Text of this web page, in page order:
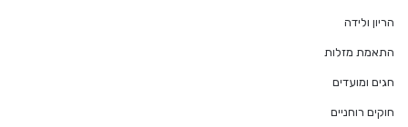
הריון ולידה
התאמת מזלות
חגים ומועדים
חוקים רוחניים